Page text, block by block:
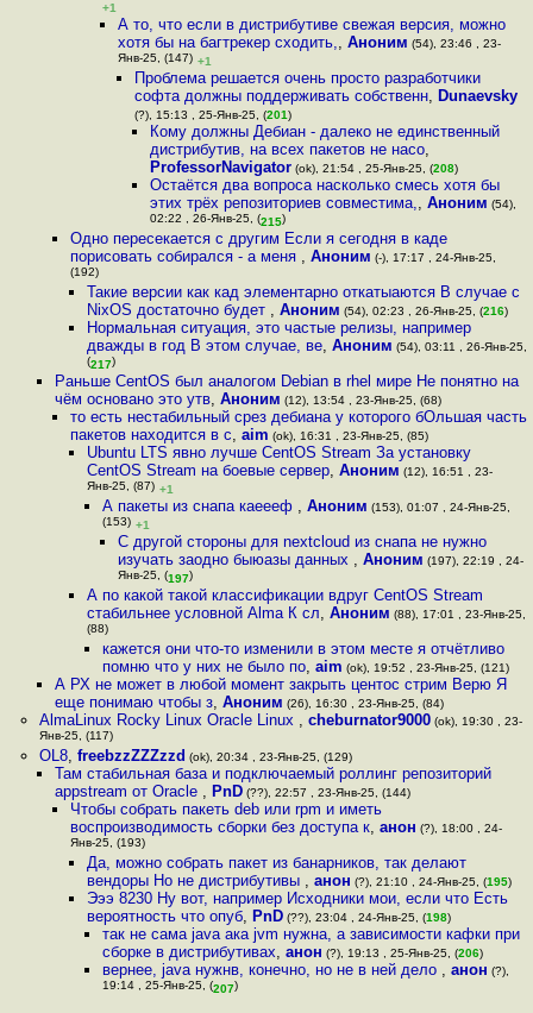
+1
А то, что если в дистрибутиве свежая версия, можно
хотя бы на багтрекер сходить,,Аноним (54), 23:46 , 23-
Янв-25, (147) +1
Проблема решается очень просто разработчики
софта должны поддерживать собственн, Dunaevsky
(?), 15:13 , 25-Янв-25, (201)
Кому должны Дебиан - далеко не единственный
дистрибутив, на всех пакетов не насо,
ProfessorNavigator(ok), 21:54 , 25-Янв-25, (208)
Остаётся два вопроса насколько смесь хотя бы
этих трёх репозиториев совместима,, Аноним (54),
02:22 , 26-Янв-25, (215)
Одно пересекается с другим Если я сегодня в каде
порисовать собирался - а меня ,Аноним (-), 17:17 , 24-Янв-25,
(192)
Такие версии как кад элементарно откатыаются В случае с
NixOS достаточно будет , Аноним (54), 02:23 , 26-Янв-25, (216)
Нормальная ситуация, это частые релизы, например
дважды в год В этом случае, ве, Аноним (54), 03:11 , 26-Янв-25,
(217)
Раньше CentOS был аналогом Debian в rhel мире Не понятно на
чём основано это утв, Аноним (12), 13:54 , 23-Янв-25, (68)
то есть нестабильный срез дебиана у которого бОльшая часть
пакетов находится в с,aim (ok), 16:31 , 23-Янв-25, (85)
Ubuntu LTS явно лучше CentOS Stream За установку
CentOS Stream на боевые сервер, Аноним (12), 16:51 , 23-
Янв-25, (87) +1
А пакеты из снапа каеееф , Аноним (153), 01:07 , 24-Янв-25,
(153) +1
С другой стороны для nextcloud из снапа не нужно
изучать заодно быюазы данных ,Аноним (197), 22:19 , 24-
Янв-25, (197)
А по какой такой классификации вдруг CentOS Stream
стабильнее условной Alma К сл, Аноним (88), 17:01 , 23-Янв-25,
(88)
кажется они что-то изменили в этом месте я отчётливо
помню что у них не было по, aim (ok), 19:52 , 23-Янв-25, (121)
А РХ не может в любой момент закрыть центос стрим Верю Я
еще понимаю чтобы з, Аноним (26), 16:30 , 23-Янв-25, (84)
AlmaLinux Rocky Linux Oracle Linux , cheburnator9000(ok), 19:30 , 23-
Янв-25, (117)
OL8, freebzzZZZzzd (ok), 20:34 , 23-Янв-25, (129)
Там стабильная база и подключаемый роллинг репозиторий
appstream от Oracle , PnD(??), 22:57 , 23-Янв-25, (144)
Чтобы собрать пакеть deb или rpm и иметь
воспроизводимость сборки без доступа к,анон (?), 18:00 , 24-
Янв-25, (193)
Да, можно собрать пакет из банарников, так делают
вендоры Но не дистрибутивы , анон (?), 21:10 , 24-Янв-25, (195)
Эээ 8230 Ну вот, например Исходники мои, если что Есть
вероятность что опуб, PnD(??), 23:04 , 24-Янв-25, (198)
так не сама java ака jvm нужна, а зависимости кафки при
сборке в дистрибутивах, анон (?), 19:13 , 25-Янв-25, (206)
вернее, java нужнв, конечно, но не в ней дело , анон (?),
19:14 , 25-Янв-25, (207)